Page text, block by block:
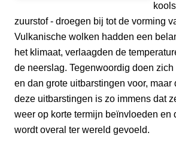
zuurstof - droegen bij tot de vorming
Vulkanische wolken hadden een
het klimaat, verlaagden de
de neerslag. Tegenwoordig doen
en dan grote uitbarstingen voor, maar
deze uitbarstingen is zo immens dat
weer op korte termijn beïnvloeden en
wordt overal ter wereld gevoeld.